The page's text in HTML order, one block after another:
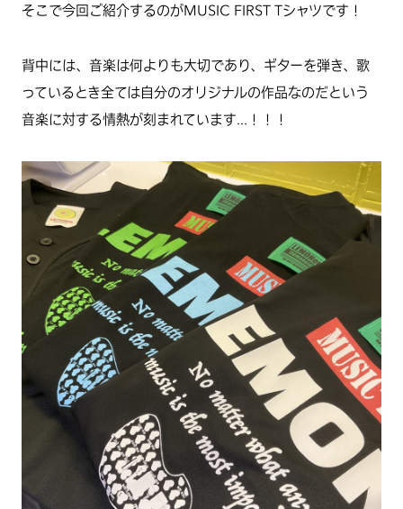
そこで今回ご紹介するのがMUSIC FIRST Tシャツです！
背中には、音楽は何よりも大切であり、ギターを弾き、歌
っているとき全ては自分のオリジナルの作品なのだという
音楽に対する情熱が刻まれています...！！！